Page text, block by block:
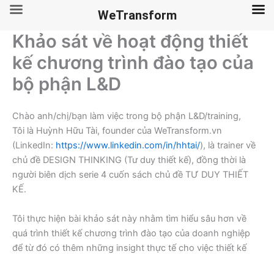
Skip
content
Khảo sát về hoạt động thiết
kế chương trình đào tạo của
bộ phận L&D
Chào anh/chị/bạn làm việc trong bộ phận L&D/training,
Tôi là Huỳnh Hữu Tài, founder của WeTransform.vn
(LinkedIn: https://www.linkedin.com/in/hhtai/), là trainer về
chủ đề DESIGN THINKING (Tư duy thiết kế), đồng thời là
người biên dịch serie 4 cuốn sách chủ đề TƯ DUY THIẾT
KẾ.
Tôi thực hiện bài khảo sát này nhằm tìm hiểu sâu hơn về
quá trình thiết kế chương trình đào tạo của doanh nghiệp
để từ đó có thêm những insight thực tế cho việc thiết kế
WeTransform